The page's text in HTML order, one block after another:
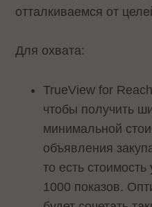
отталкиваемся от
Для охвата:
TrueView for
чтобы получить
минимальной
объявления
то есть
1000 показов.